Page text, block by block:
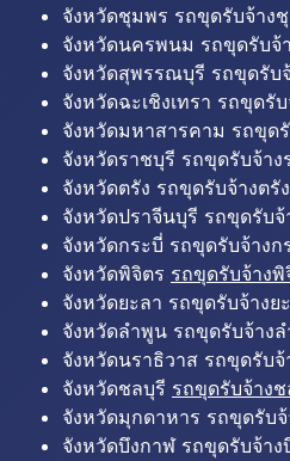
จังหวัดชุมพร รถขุดรับจ้าง
จังหวัดนครพนม รถขุดรับ
จังหวัดสุพรรณบุรี รถขุดรั
จังหวัดฉะเชิงเทรา รถขุดรั
จังหวัดมหาสารคาม รถขุด
จังหวัดราชบุรี รถขุดรับจ้า
จังหวัดตรัง รถขุดรับจ้างตรั
จังหวัดปราจีนบุรี รถขุดรับ
จังหวัดกระบี่ รถขุดรับจ้าง
จังหวัดพิจิตร รถขุดรับจ้างพิ
จังหวัดยะลา รถขุดรับจ้าง
จังหวัดลำพูน รถขุดรับจ้าง
จังหวัดนราธิวาส รถขุดรับ
จังหวัดชลบุรี รถขุดรับจ้าง
จังหวัดมุกดาหาร รถขุดรับ
จังหวัดบึงกาฬ รถขุดรับจ้า